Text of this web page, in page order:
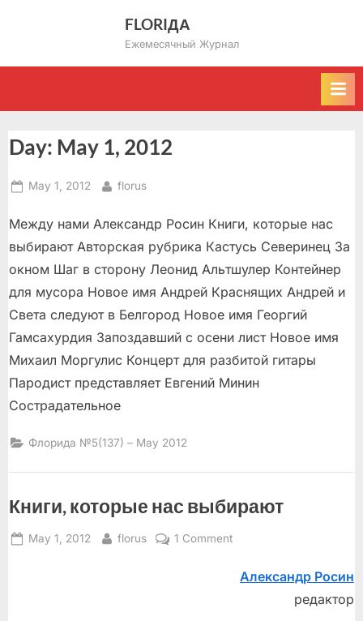
FLORIДА
Ежемесячный Журнал
Day: May 1, 2012
Posted
May 1, 2012 By
florus
Между нами Александр Росин Книги, которые нас
выбирают Авторская рубрика Кастусь Северинец За
окном Шаг в сторону Леонид Альтшулер Контейнер
для мусора Новое имя Андрей Краснящих Андрей и
Света следуют в Белгород Новое имя Георгий
Гамсахурдия Запоздавший с осени лист Новое имя
Михаил Моргулис Концерт для разбитой гитары
Пародист представляет Евгений Минин
Сострадательное
Флорида №5(137) – May 2012
Книги, которые нас выбирают
Posted
May 1, 2012 By
florus 1 Commenton
которые
Александр Росин
редактор